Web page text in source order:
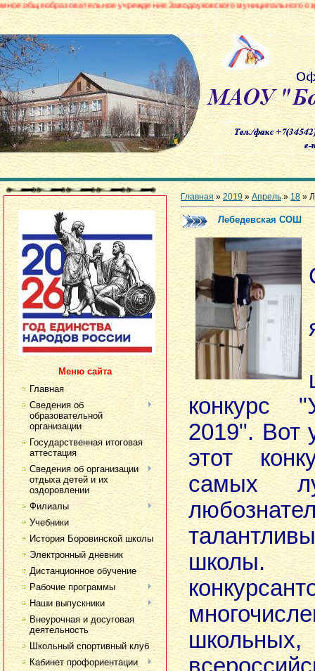
учреждение Заводоуковского муниципального округа
Меню сайта
Главная
Сведения об
образовательной
организации
Государственная итоговая
аттестация
Сведения об организации
отдыха детей и их
оздоровлении
Филиалы
Учебники
История Боровинской школы
Электронный дневник
Дистанционное обучение
Рабочие программы
Наши выпускники
Внеурочная и досуговая
деятельность
Школьный спортивный клуб
Кабинет профориентации
Главная »2019 » Апрель » 18 »
Лебедевская СОШ
конкурс
2019". Вот
этот
самых
школы.
школьных,